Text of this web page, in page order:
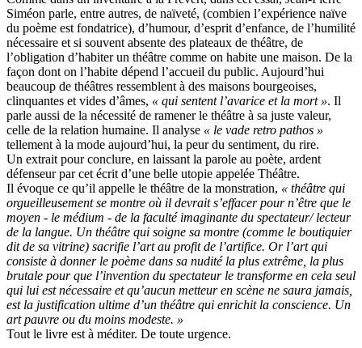
Siméon parle, entre autres, de naïveté, (combien l’expérience naïve
du poème est fondatrice), d’humour, d’esprit d’enfance, de l’humilité
nécessaire et si souvent absente des plateaux de théâtre, de
l’obligation d’habiter un théâtre comme on habite une maison. De la
façon dont on l’habite dépend l’accueil du public. Aujourd’hui
beaucoup de théâtres ressemblent à des maisons bourgeoises,
clinquantes et vides d’âmes, « qui sentent l’avarice et la mort ». Il
parle aussi de la nécessité de ramener le théâtre à sa juste valeur,
celle de la relation humaine. Il analyse « le vade retro pathos »
tellement à la mode aujourd’hui, la peur du sentiment, du rire.
Un extrait pour conclure, en laissant la parole au poète, ardent
défenseur par cet écrit d’une belle utopie appelée Théâtre.
Il évoque ce qu’il appelle le théâtre de la monstration, « théâtre qui
orgueilleusement se montre où il devrait s’effacer pour n’être que le
moyen - le médium - de la faculté imaginante du spectateur/ lecteur
de la langue. Un théâtre qui soigne sa montre (comme le boutiquier
dit de sa vitrine) sacrifie l’art au profit de l’artifice. Or l’art qui
consiste à donner le poème dans sa nudité la plus extrême, la plus
brutale pour que l’invention du spectateur le transforme en cela seul
qui lui est nécessaire et qu’aucun metteur en scène ne saura jamais,
est la justification ultime d’un théâtre qui enrichit la conscience. Un
art pauvre ou du moins modeste. »
Tout le livre est à méditer. De toute urgence.